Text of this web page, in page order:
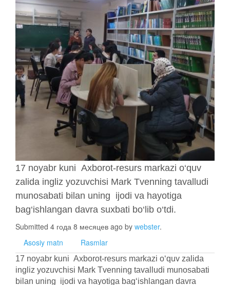
17 noyabr kuni Axborot-resurs markazi o‘quv
zalida ingliz yozuvchisi Mark Tvenning tavalludi
munosabati bilan uning ijodi va hayotiga
bag‘ishlangan davra suxbati bo‘lib o‘tdi.
Submitted 4 года 8 месяцев ago by webster.
Asosiy matn
Rasmlar
17 noyabr kuni Axborot-resurs markazi o‘quv zalida
ingliz yozuvchisi Mark Tvenning tavalludi munosabati
bilan uning ijodi va hayotiga bag‘ishlangan davra